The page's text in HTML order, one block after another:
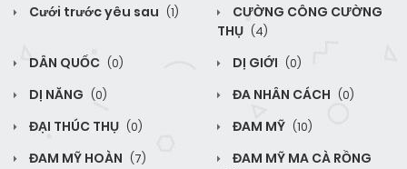
Cưới trước yêu sau (1)
CƯỜNG CÔNG CƯỜNG
THỤ (4)
DÂN QUỐC (0) DỊ GIỚI (0)
DỊ NĂNG (0) ĐA NHÂN CÁCH (0)
ĐẠI THÚC THỤ (0) ĐAM MỸ (10)
ĐAM MỸ HOÀN (7) ĐAM MỸ MA CÀ RỒNG